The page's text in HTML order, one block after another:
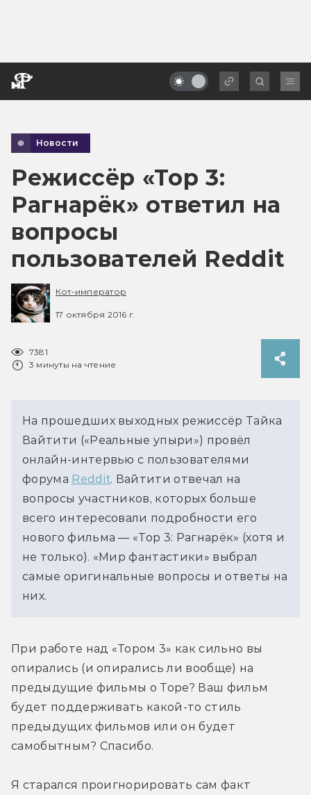
Новости
Режиссёр «Тор 3:
Рагнарёк» ответил на
вопросы
пользователей Reddit
Кот-император
17 октября 2016 г.
7381
3 минуты на чтение
На прошедших выходных режиссёр Тайка
Вайтити («Реальные упыри») провёл
онлайн-интервью с пользователями
форума Reddit. Вайтити отвечал на
вопросы участников, которых больше
всего интересовали подробности его
нового фильма — «Тор 3: Рагнарёк» (хотя и
не только). «Мир фантастики» выбрал
самые оригинальные вопросы и ответы на
них.
При работе над «Тором 3» как сильно вы
опирались (и опирались ли вообще) на
предыдущие фильмы о Торе? Ваш фильм
будет поддерживать какой-то стиль
предыдущих фильмов или он будет
самобытным? Спасибо.
Я старался проигнорировать сам факт